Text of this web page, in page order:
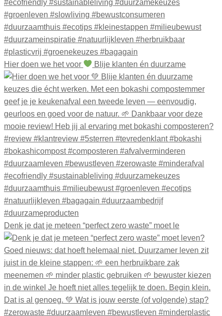
Hier doen we het voor Blije klanten én duurzame
Denk je dat je meteen “perfect zero waste” moet le